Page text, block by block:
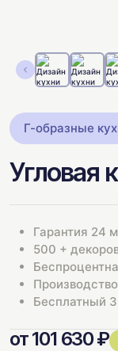
Г-образные
Угловая
Гарантия 24
500 +
Бесплатный
от 101 630 ₽